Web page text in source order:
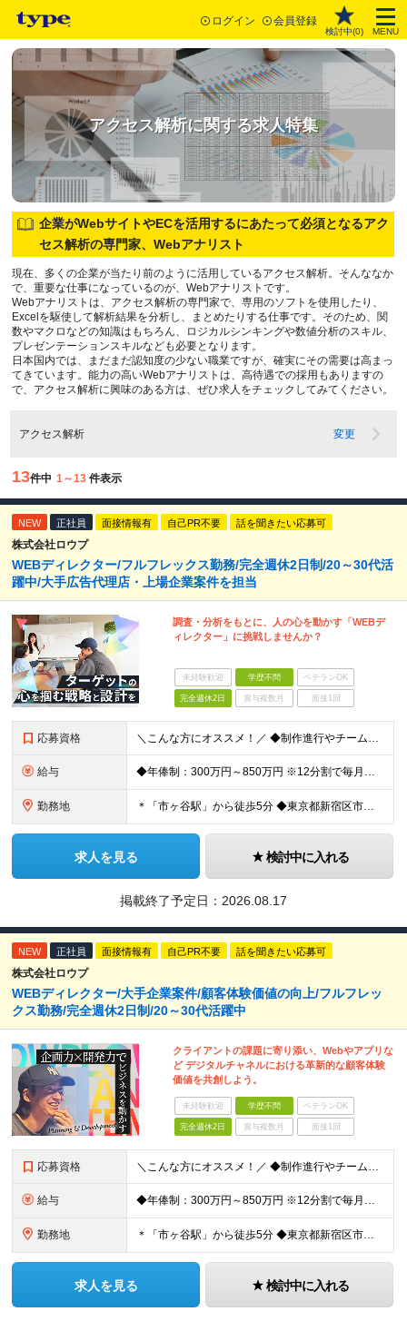
ログイン 会員登録
検討中(0) MENU
アクセス解析に関する求人特集
企業がWebサイトやECを活用するにあたって必須となるアク
セス解析の専門家、Webアナリスト
現在、多くの企業が当たり前のように活用しているアクセス解析。そんななか
で、重要な仕事になっているのが、Webアナリストです。
Webアナリストは、アクセス解析の専門家で、専用のソフトを使用したり、
Excelを駆使して解析結果を分析し、まとめたりする仕事です。そのため、関
数やマクロなどの知識はもちろん、ロジカルシンキングや数値分析のスキル、
プレゼンテーションスキルなども必要となります。
日本国内では、まだまだ認知度の少ない職業ですが、確実にその需要は高まっ
てきています。能力の高いWebアナリストは、高待遇での採用もありますの
で、アクセス解析に興味のある方は、ぜひ求人をチェックしてみてください。
アクセス解析 変更
13件中 1～13 件表示
NEW 正社員 面接情報有 自己PR不要 話を聞きたい応募可
株式会社ロウプ
WEBディレクター/フルフレックス勤務/完全週休2日制/20～30代活
躍中/大手広告代理店・上場企業案件を担当
調査・分析をもとに、人の心を動かす「WEBデ
ィレクター」に挑戦しませんか？
未経験歓迎 学歴不問 ベテランOK
完全週休2日 賞与複数月 面接1回
応募資格 ＼こんな方にオススメ！／ ◆制作進行やチームでのプロジェクト経験がある方 ◆クライアントや社内メンバーと円滑にコミュニケーションを取れる方 ◆WEBやアプリ制作の進行やディレクションの実務経験をお持
給与 ◆年俸制：300万円～850万円 ※12分割で毎月支給 ※アシスタント（WEBディレクターを目指しているWEBデザイナーや コーダーなど関連スキルをお持ちの方、新卒や第二新卒の方）も含め、 スキル
勤務地 ＊「市ヶ谷駅」から徒歩5分 ◆東京都新宿区市谷左内町5 4F (変更の範囲)上記を除く当社関連勤務地
求人を見る 検討中に入れる
掲載終了予定日： 2026.08.17
NEW 正社員 面接情報有 自己PR不要 話を聞きたい応募可
株式会社ロウプ
WEBディレクター/大手企業案件/顧客体験価値の向上/フルフレッ
クス勤務/完全週休2日制/20～30代活躍中
クライアントの課題に寄り添い、Webやアプリな
ど デジタルチャネルにおける革新的な顧客体験
価値を共創しよう。
未経験歓迎 学歴不問 ベテランOK
完全週休2日 賞与複数月 面接1回
応募資格 ＼こんな方にオススメ！／ ◆制作進行やチームでのプロジェクト経験がある方 ◆クライアントや社内メンバーと円滑にコミュニケーションを取れる方 ◆WEBやアプリ制作の進行やディレクションの実務経験をお持
給与 ◆年俸制：300万円～850万円 ※12分割で毎月支給 ※アシスタント（WEBディレクターを目指しているWEBデザイナーや コーダーなど関連スキルをお持ちの方、新卒や第二新卒の方）も含め、 スキル
勤務地 ＊「市ヶ谷駅」から徒歩5分 ◆東京都新宿区市谷左内町5 4F (変更の範囲)上記を除く当社関連勤務地
求人を見る 検討中に入れる